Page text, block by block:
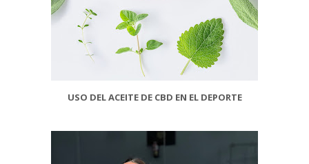
USO DEL ACEITE DE CBD EN EL DEPORTE